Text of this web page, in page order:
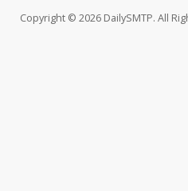
Copyright © 2026 DailySMTP. All